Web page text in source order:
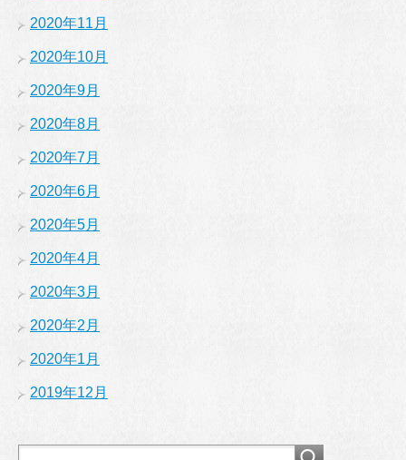
2020年11月
2020年10月
2020年9月
2020年8月
2020年7月
2020年6月
2020年5月
2020年4月
2020年3月
2020年2月
2020年1月
2019年12月